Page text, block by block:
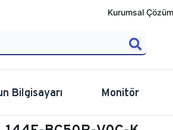
Kurumsal
Bilgisayarı Monitör